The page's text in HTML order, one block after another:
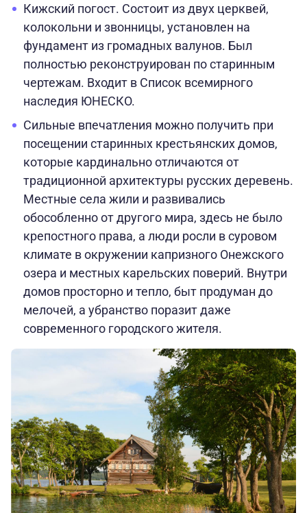
Кижский погост. Состоит из двух церквей,
колокольни и звонницы, установлен на
фундамент из громадных валунов. Был
полностью реконструирован по старинным
чертежам. Входит в Список всемирного
наследия ЮНЕСКО.
Сильные впечатления можно получить при
посещении старинных крестьянских домов,
которые кардинально отличаются от
традиционной архитектуры русских деревень.
Местные села жили и развивались
обособленно от другого мира, здесь не было
крепостного права, а люди росли в суровом
климате в окружении капризного Онежского
озера и местных карельских поверий. Внутри
домов просторно и тепло, быт продуман до
мелочей, а убранство поразит даже
современного городского жителя.